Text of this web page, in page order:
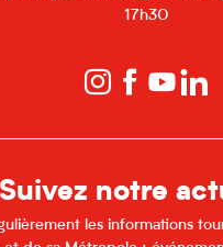
17h30
Suivez notre
les informations